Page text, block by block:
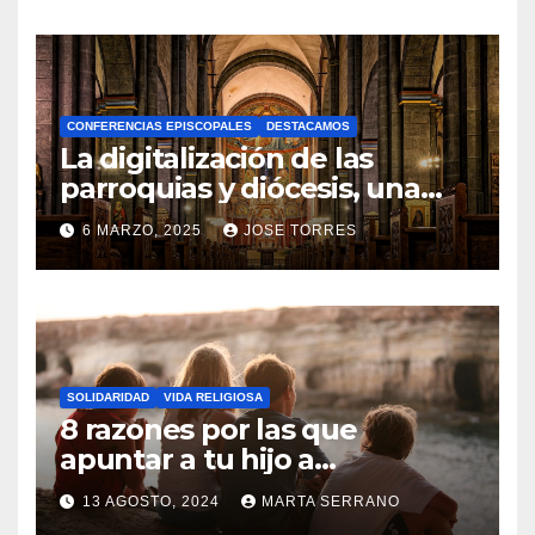
O
H
A
Y
C
O
M
N
T
A
R
I
O
CONFERENCIAS EPISCOPALES DESTACAMOS
La digitalización de las
parroquias y diócesis, una
realidad ya para el futuro de
la Iglesia
6 MARZO, 2025 JOSE TORRES
N
O
H
A
Y
SOLIDARIDAD VIDA RELIGIOSA
8 razones por las que
apuntar a tu hijo a
Catequesis
13 AGOSTO, 2024 MARTA SERRANO